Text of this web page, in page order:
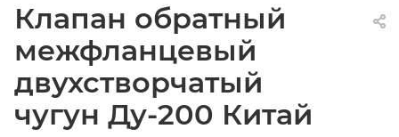
Клапан обратный
межфланцевый
двухстворчатый
чугун Ду-200 Китай